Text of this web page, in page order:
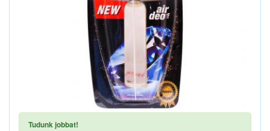
Tudunk jobbat!